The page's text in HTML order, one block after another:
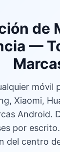
de
—
móvil
Xiaomi,
Android.
por
del centro